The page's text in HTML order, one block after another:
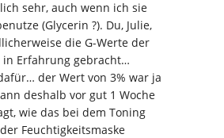
sehr, auch wenn ich sie
(Glycerin ?). Du, Julie,
die G-Werte der
in Erfahrung gebracht…
der Wert von 3% war ja
deshalb vor gut 1 Woche
wie das bei dem Toning
Feuchtigkeitsmaske